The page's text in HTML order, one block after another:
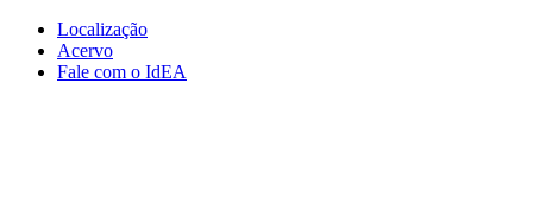
Conteúdo principal
Localização
Acervo
Fale com o IdEA